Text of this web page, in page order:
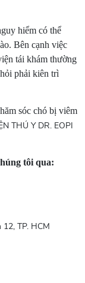
hiểm có thể
Bên cạnh việc
tái khám thường
phải kiên trì
sóc chó bị viêm
THÚ Y DR. EOPI
tôi qua:
TP. HCM